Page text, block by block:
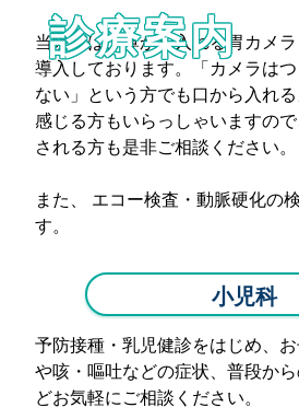
診療案内
当院では、鼻から入れる胃カメ
導入しております。「カメラはつ
ない」という方でも口から入れ
感じる方もいらっしゃいますの
される方も是非ご相談ください。
また、 エコー検査・動脈硬化の
す。
小児科
予防接種・乳児健診をはじめ、
や咳・嘔吐などの症状、普段か
どお気軽にご相談ください。